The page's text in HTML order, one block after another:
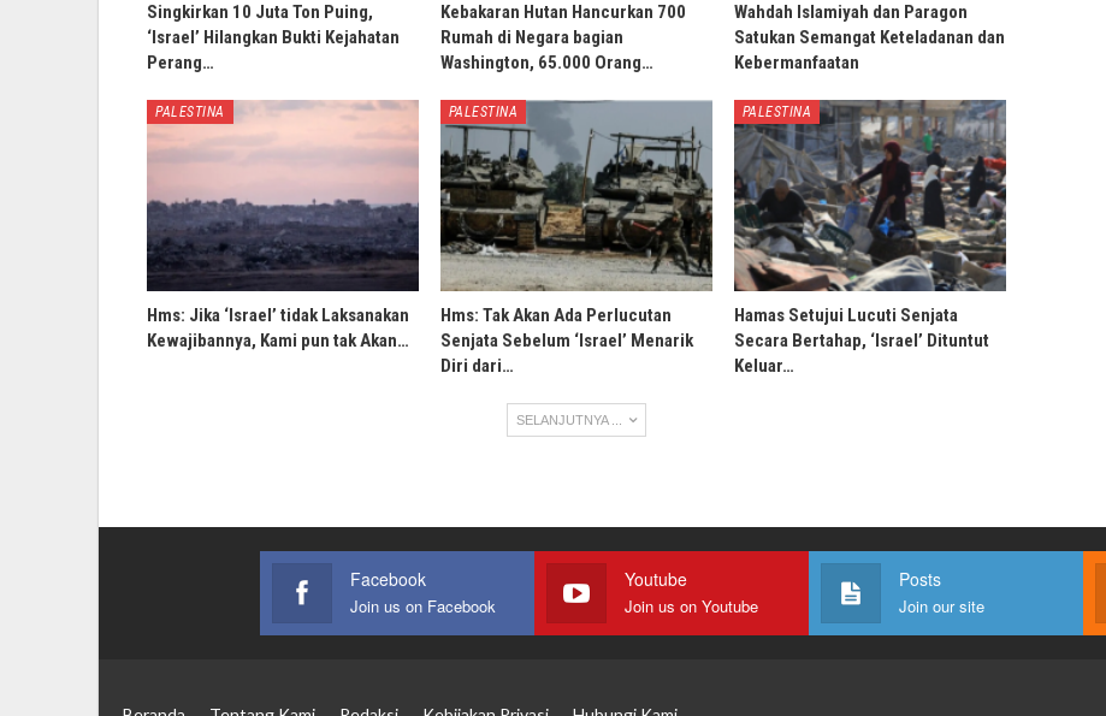
Singkirkan 10 Juta Ton Puing,
‘Israel’ Hilangkan Bukti Kejahatan
Perang…
Kebakaran Hutan Hancurkan 700
Rumah di Negara bagian
Washington, 65.000 Orang…
Wahdah Islamiyah dan Paragon
Satukan Semangat Keteladanan dan
Kebermanfaatan
PALESTINA
Hms: Jika ‘Israel’ tidak Laksanakan
Kewajibannya, Kami pun tak Akan…
PALESTINA
Hms: Tak Akan Ada Perlucutan
Senjata Sebelum ‘Israel’ Menarik
Diri dari…
PALESTINA
Hamas Setujui Lucuti Senjata
Secara Bertahap, ‘Israel’ Dituntut
Keluar…
SELANJUTNYA ...
Facebook
Join us on Facebook
Youtube
Join us on Youtube
Posts
Join our site